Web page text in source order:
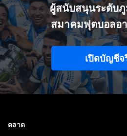
ผู้สนับสนุนระดับ
สมาคมฟุตบอลอ
เปิดบัญชีจ
ตลาด